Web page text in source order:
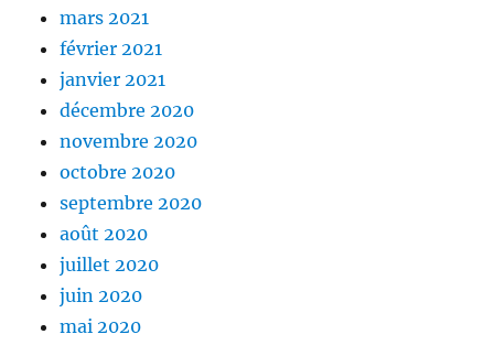
mars 2021
février 2021
janvier 2021
décembre 2020
novembre 2020
octobre 2020
septembre 2020
août 2020
juillet 2020
juin 2020
mai 2020